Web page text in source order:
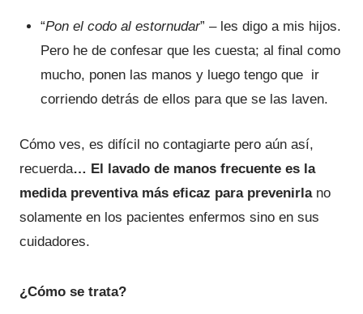
“Pon el codo al estornudar” – les digo a mis hijos.
Pero he de confesar que les cuesta; al final como
mucho, ponen las manos y luego tengo que ir
corriendo detrás de ellos para que se las laven.
Cómo ves, es difícil no contagiarte pero aún así,
recuerda… El lavado de manos frecuente es la
medida preventiva más eficaz para prevenirla no
solamente en los pacientes enfermos sino en sus
cuidadores.
¿Cómo se trata?